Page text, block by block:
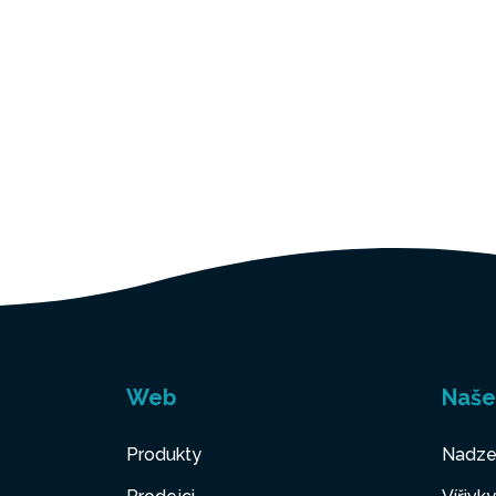
Web
Produkty